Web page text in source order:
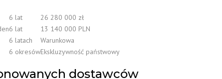
6 lat
26 280 000 zł
6 lat
13 140 000 PLN
6 latach
Warunkowa
6 okresówEkskluzywność państwowy
dostawców